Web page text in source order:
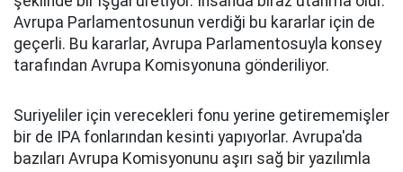
Avrupa Parlamentosunun verdiği bu kararlar için de
geçerli. Bu kararlar, Avrupa Parlamentosuyla konsey
tarafından Avrupa Komisyonuna gönderiliyor.
Suriyeliler için verecekleri fonu yerine getirememişler
bir de IPA fonlarından kesinti yapıyorlar. Avrupa'da
bazıları Avrupa Komisyonunu aşırı sağ bir yazılımla